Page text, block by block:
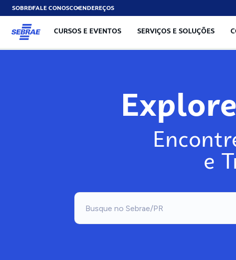
SOBREFALE CONOSCOENDEREÇOS
CURSOS E EVENTOS SERVIÇOS E SOLUÇÕES
Explore
e